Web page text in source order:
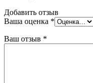
Добавить отзыв
Ваша оценка *
Ваш отзыв *